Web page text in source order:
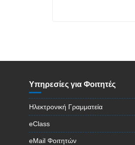
Υπηρεσίες για Φοιτητές
Ηλεκτρονική Γραμματεία
eClass
eMail Φοιτητών